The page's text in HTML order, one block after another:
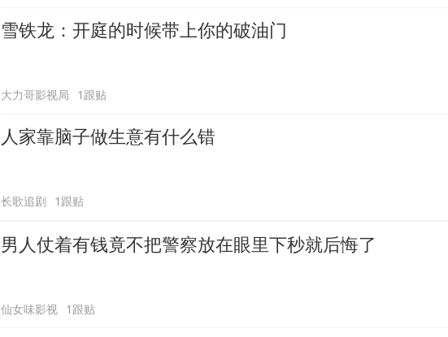
雪铁龙：开庭的时候带上你的破油门
大力哥影视局 1跟贴
人家靠脑子做生意有什么错
长歌追剧 1跟贴
男人仗着有钱竟不把警察放在眼里下秒就后悔了
仙女味影视 1跟贴